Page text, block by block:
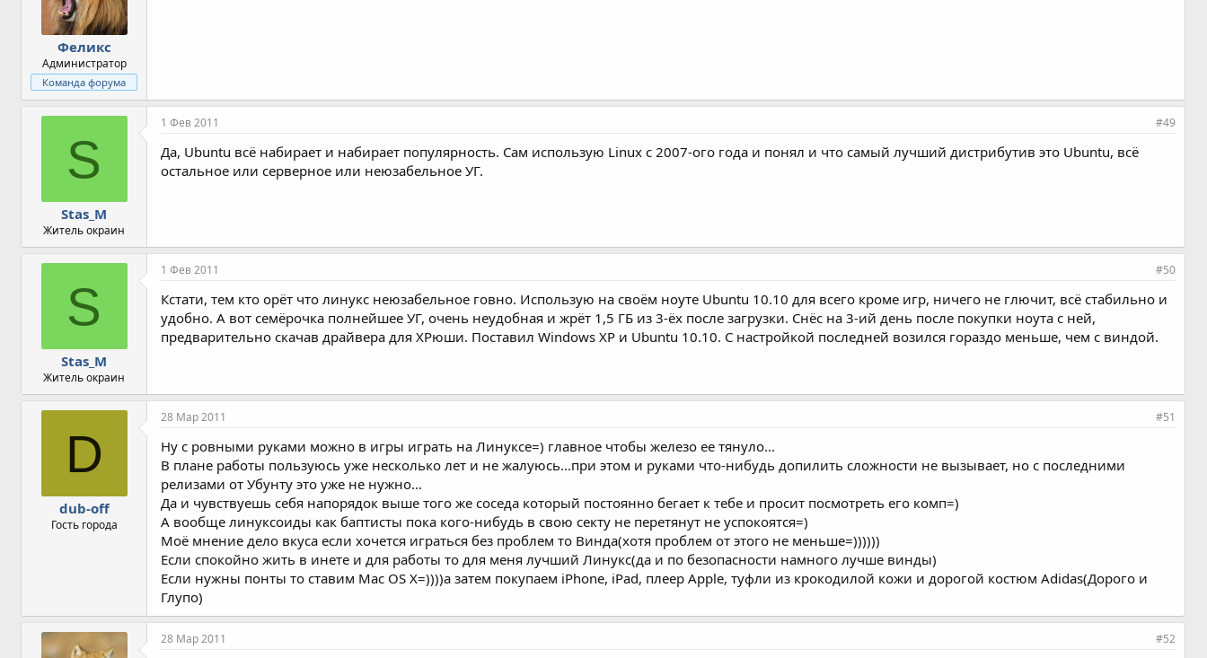
Феликс
Администратор
Команда форума
S
Stas_M
Житель окраин
1 Фев 2011 #49
Да, Ubuntu всё набирает и набирает популярность. Сам использую Linux с 2007-ого года и понял и что самый лучший дистрибутив это Ubuntu, всё
остальное или серверное или неюзабельное УГ.
S
Stas_M
Житель окраин
1 Фев 2011 #50
Кстати, тем кто орёт что линукс неюзабельное говно. Использую на своём ноуте Ubuntu 10.10 для всего кроме игр, ничего не глючит, всё стабильно и
удобно. А вот семёрочка полнейшее УГ, очень неудобная и жрёт 1,5 ГБ из 3-ёх после загрузки. Снёс на 3-ий день после покупки ноута с ней,
предварительно скачав драйвера для ХРюши. Поставил Windows XP и Ubuntu 10.10. С настройкой последней возился гораздо меньше, чем с виндой.
D
dub-off
Гость города
28 Мар 2011 #51
Ну с ровными руками можно в игры играть на Линуксе=) главное чтобы железо ее тянуло...
В плане работы пользуюсь уже несколько лет и не жалуюсь...при этом и руками что-нибудь допилить сложности не вызывает, но с последними
релизами от Убунту это уже не нужно...
Да и чувствуешь себя напорядок выше того же соседа который постоянно бегает к тебе и просит посмотреть его комп=)
А вообще линуксоиды как баптисты пока кого-нибудь в свою секту не перетянут не успокоятся=)
Моё мнение дело вкуса если хочется играться без проблем то Винда(хотя проблем от этого не меньше=))))))
Если спокойно жить в инете и для работы то для меня лучший Линукс(да и по безопасности намного лучше винды)
Если нужны понты то ставим Mac OS X=))))а затем покупаем iPhone, iPad, плеер Apple, туфли из крокодилой кожи и дорогой костюм Adidas(Дорого и
Глупо)
28 Мар 2011 #52